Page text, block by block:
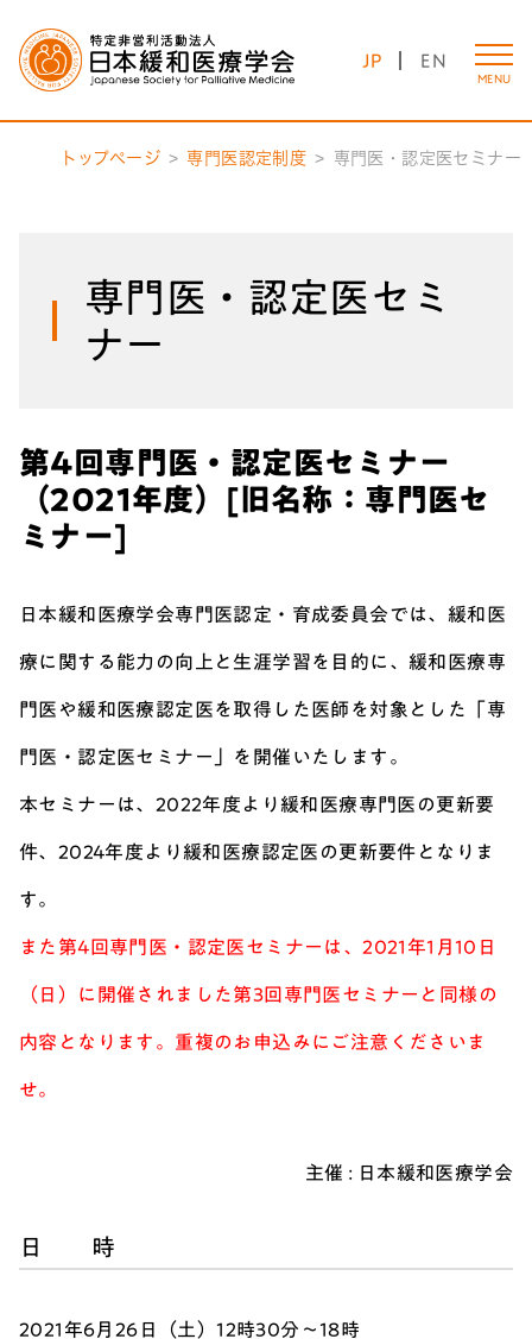
JP EN
MENU
トップページ 専門医認定制度 専門医・認定医セミナー
専門医・認定医セミ
ナー
第4回専門医・認定医セミナー
（2021年度）[旧名称：専門医セ
ミナー]
日本緩和医療学会専門医認定・育成委員会では、緩和医
療に関する能力の向上と生涯学習を目的に、緩和医療専
門医や緩和医療認定医を取得した医師を対象とした「専
門医・認定医セミナー」を開催いたします。
本セミナーは、2022年度より緩和医療専門医の更新要
件、2024年度より緩和医療認定医の更新要件となりま
す。
また第4回専門医・認定医セミナーは、2021年1月10日
（日）に開催されました第3回専門医セミナーと同様の
内容となります。重複のお申込みにご注意くださいま
せ。
主催 : 日本緩和医療学会
日 時
2021年6月26日（土）12時30分～18時